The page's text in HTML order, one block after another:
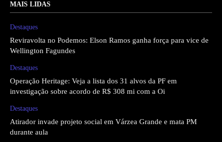
MAIS LIDAS
Destaques
Reviravolta no Podemos: Elson Ramos ganha força para vice de
Wellington Fagundes
Destaques
Operação Heritage: Veja a lista dos 31 alvos da PF em
investigação sobre acordo de R$ 308 mi com a Oi
Destaques
Atirador invade projeto social em Várzea Grande e mata PM
durante aula